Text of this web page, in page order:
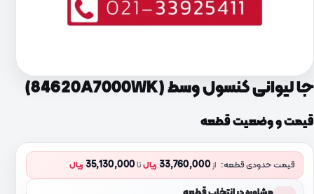
جا لیوانی کنسول وسط (84620A7000WK)
قیمت و وضعیت قطعه
قیمت حدودی قطعه: از33,760,000 ریالتا35,130,000 ریال